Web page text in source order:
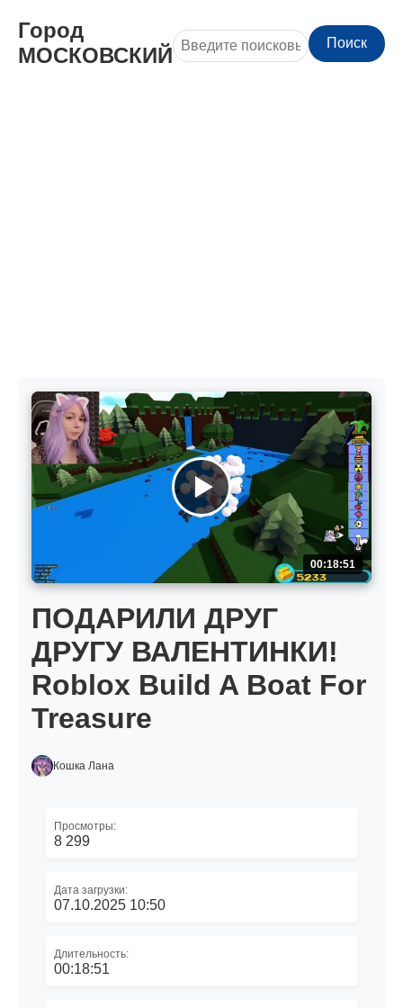
Город
МОСКОВСКИЙ
Поиск
00:18:51
ПОДАРИЛИ ДРУГ
ДРУГУ ВАЛЕНТИНКИ!
Roblox Build A Boat For
Treasure
Кошка Лана
Просмотры:
8 299
Дата загрузки:
07.10.2025 10:50
Длительность:
00:18:51